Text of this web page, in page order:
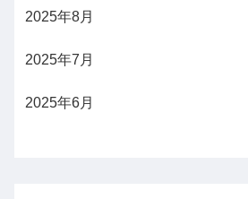
2025年8月
2025年7月
2025年6月